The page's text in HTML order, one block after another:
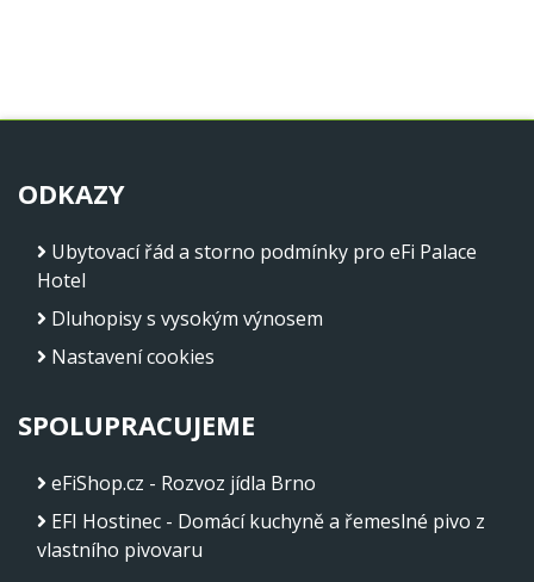
ODKAZY
Ubytovací řád a storno podmínky pro eFi Palace
Hotel
Dluhopisy s vysokým výnosem
Nastavení cookies
SPOLUPRACUJEME
eFiShop.cz - Rozvoz jídla Brno
EFI Hostinec - Domácí kuchyně a řemeslné pivo z
vlastního pivovaru